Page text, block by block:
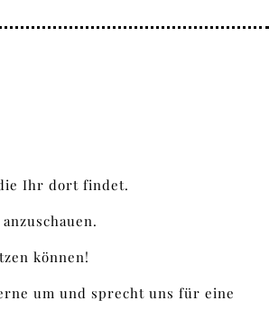
Ihr dort findet.
können!
um und sprecht uns für eine